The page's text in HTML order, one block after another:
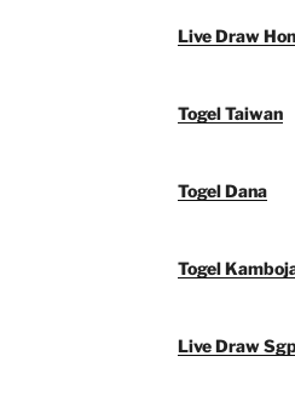
Live Draw
Togel Taiwan
Togel Dana
Togel
Live Draw